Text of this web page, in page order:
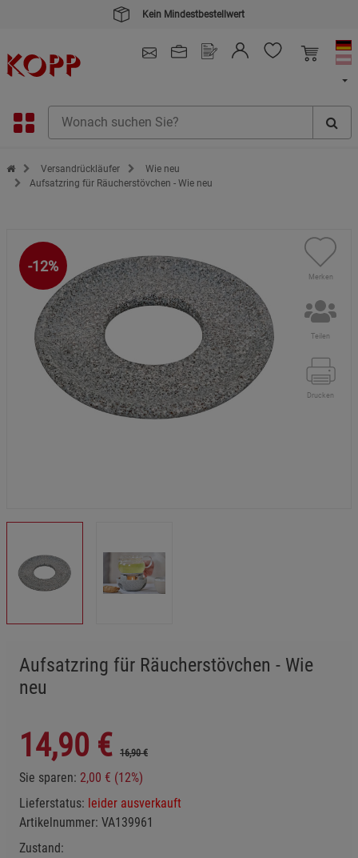
Kein Mindestbestellwert
Zur Startseite des Kopp Verlag Online-Shop
Versandrückläufer
Wie neu
Aufsatzring für Räucherstövchen - Wie neu
-12%
Merken
Teilen
Drucken
Aufsatzring für Räucherstövchen - Wie
neu
14,90 € 16,90 €
Sie sparen: 2,00 € (12%)
Lieferstatus: leider ausverkauft
Artikelnummer: VA139961
Zustand: